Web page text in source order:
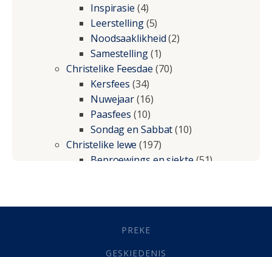
Inspirasie (4)
Leerstelling(5)
Noodsaaklikheid(2)
Samestelling(1)
Christelike Feesdae (70)
Kersfees (34)
Nuwejaar(16)
Paasfees (10)
Sondag en Sabbat(10)
Christelike lewe (197)
Beproewings en siekte(51)
Geestelike Groei(10)
(21)
Grys Areas(4)
PREKE
GESKIEDENIS